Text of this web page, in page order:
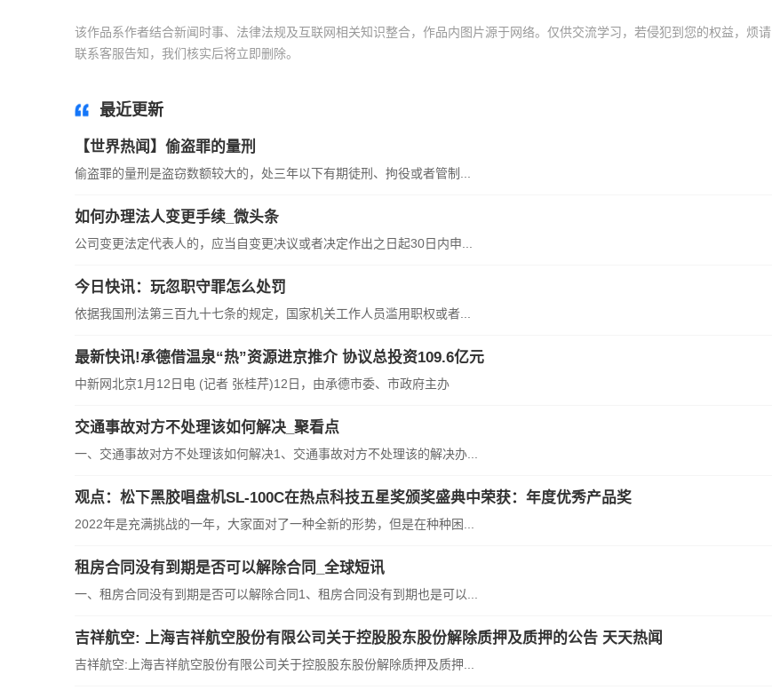
该作品系作者结合新闻时事、法律法规及互联网相关知识整合，作品内图片源于网络。仅供交流学习，若侵犯到您的权益，烦请
联系客服告知，我们核实后将立即删除。
最近更新
【世界热闻】偷盗罪的量刑
偷盗罪的量刑是盗窃数额较大的，处三年以下有期徒刑、拘役或者管制...
如何办理法人变更手续_微头条
公司变更法定代表人的，应当自变更决议或者决定作出之日起30日内申...
今日快讯：玩忽职守罪怎么处罚
依据我国刑法第三百九十七条的规定，国家机关工作人员滥用职权或者...
最新快讯!承德借温泉“热”资源进京推介 协议总投资109.6亿元
中新网北京1月12日电 (记者 张桂芹)12日，由承德市委、市政府主办
交通事故对方不处理该如何解决_聚看点
一、交通事故对方不处理该如何解决1、交通事故对方不处理该的解决办...
观点：松下黑胶唱盘机SL-100C在热点科技五星奖颁奖盛典中荣获：年度优秀产品奖
2022年是充满挑战的一年，大家面对了一种全新的形势，但是在种种困...
租房合同没有到期是否可以解除合同_全球短讯
一、租房合同没有到期是否可以解除合同1、租房合同没有到期也是可以...
吉祥航空: 上海吉祥航空股份有限公司关于控股股东股份解除质押及质押的公告 天天热闻
吉祥航空:上海吉祥航空股份有限公司关于控股股东股份解除质押及质押...